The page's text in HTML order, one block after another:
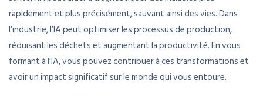
rapidement et plus précisément, sauvant ainsi des vies. Dans
l’industrie, l’IA peut optimiser les processus de production,
réduisant les déchets et augmentant la productivité. En vous
formant à l’IA, vous pouvez contribuer à ces transformations et
avoir un impact significatif sur le monde qui vous entoure.